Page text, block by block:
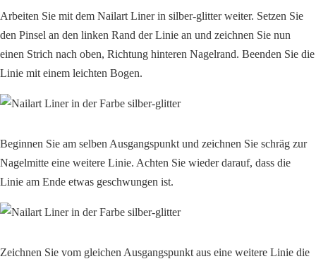
Arbeiten Sie mit dem Nailart Liner in silber-glitter weiter. Setzen Sie
den Pinsel an den linken Rand der Linie an und zeichnen Sie nun
einen Strich nach oben, Richtung hinteren Nagelrand. Beenden Sie die
Linie mit einem leichten Bogen.
Beginnen Sie am selben Ausgangspunkt und zeichnen Sie schräg zur
Nagelmitte eine weitere Linie. Achten Sie wieder darauf, dass die
Linie am Ende etwas geschwungen ist.
Zeichnen Sie vom gleichen Ausgangspunkt aus eine weitere Linie die